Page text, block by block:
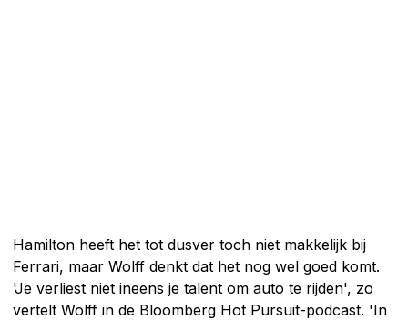
Hamilton heeft het tot dusver toch niet makkelijk bij
Ferrari, maar Wolff denkt dat het nog wel goed komt.
'Je verliest niet ineens je talent om auto te rijden', zo
vertelt Wolff in de Bloomberg Hot Pursuit-podcast. 'In